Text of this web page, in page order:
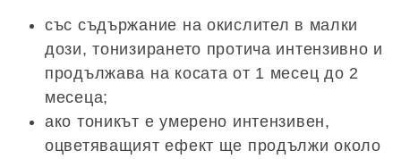
със съдържание на окислител в малки
дози, тонизирането протича интензивно и
продължава на косата от 1 месец до 2
месеца;
ако тоникът е умерено интензивен,
оцветяващият ефект ще продължи около